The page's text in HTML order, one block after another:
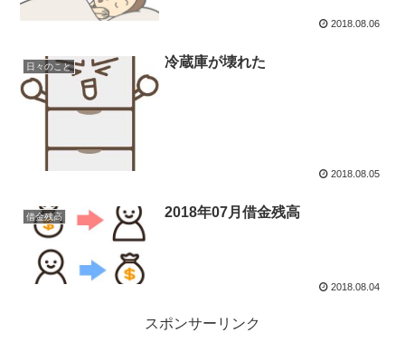
2018.08.06
日々のこと 冷蔵庫が壊れた
2018.08.05
借金残高 2018年07月借金残高
2018.08.04
スポンサーリンク